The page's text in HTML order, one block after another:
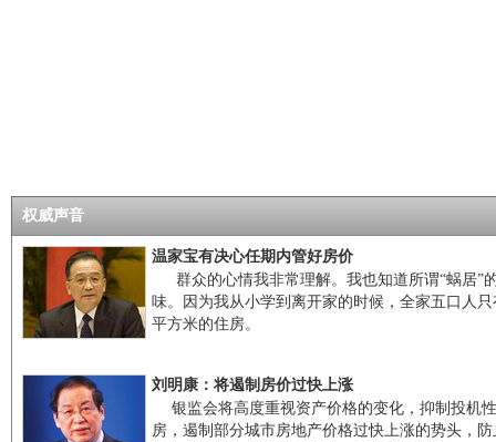
权威声音
温家宝有决心任期内管好房价
群众的心情我非常理解。我也知道所谓“蜗居”
味。因为我从小学到离开家的时候，全家五口人只
平方米的住房。
刘明康：将遏制房价过快上涨
银监会将高度重视资产价格的变化，抑制投机
房，遏制部分城市房地产价格过快上涨的势头，防